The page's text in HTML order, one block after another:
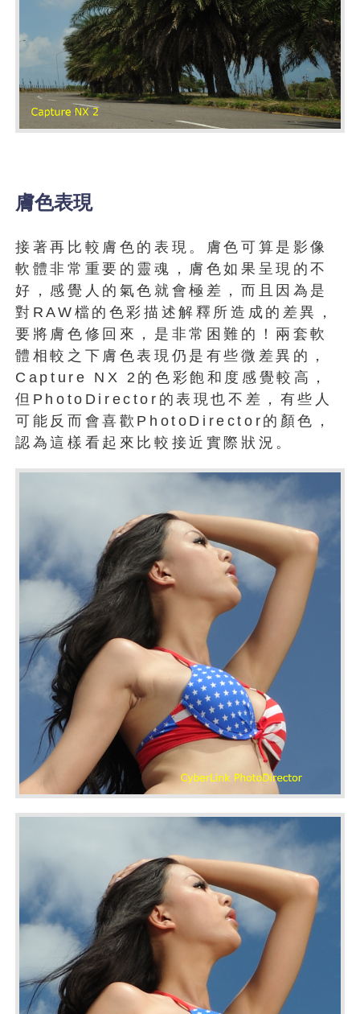
膚色表現
接著再比較膚色的表現。膚色可算是影像
軟體非常重要的靈魂，膚色如果呈現的不
好，感覺人的氣色就會極差，而且因為是
對RAW檔的色彩描述解釋所造成的差異，
要將膚色修回來，是非常困難的！兩套軟
體相較之下膚色表現仍是有些微差異的，
Capture NX 2的色彩飽和度感覺較高，
但PhotoDirector的表現也不差，有些人
可能反而會喜歡PhotoDirector的顏色，
認為這樣看起來比較接近實際狀況。